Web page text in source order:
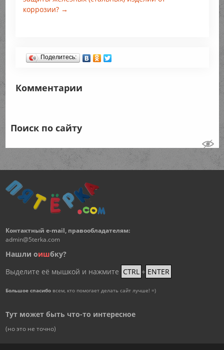
коррозии? →
Поделитесь:
Комментарии
Поиск по сайту
Контактный e-mail, правообладателям:
admin@5terka.com
Нашли оишбку?
Выделите её мышкой и нажмите CTRL + ENTER
Большое спасибовсем, кто помогает делать сайт лучше! =)
Тут может быть что-то интересное
(но это не точно)